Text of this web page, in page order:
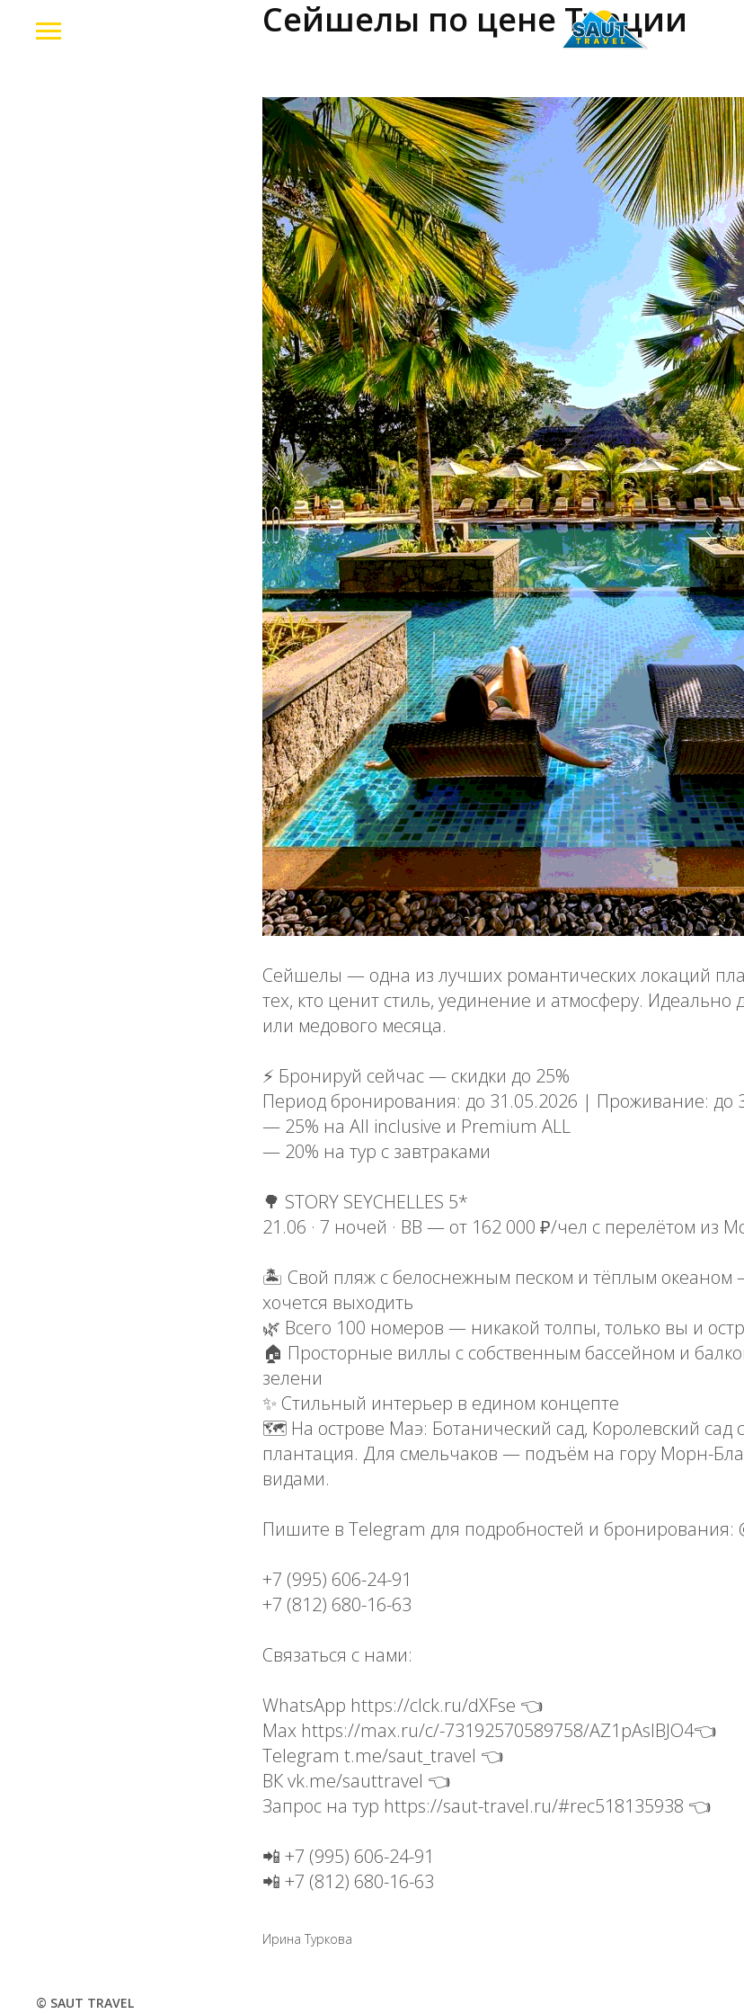
Сейшелы по цене Турции
Сейшелы — одна из лучших романтических локаций
тех, кто ценит стиль, уединение и атмосферу. Идеально
или медового месяца.
⚡️ Бронируй сейчас — скидки до 25%
Период бронирования: до 31.05.2026 | Проживание: до
— 25% на All inclusive и Premium ALL
— 20% на тур с завтраками
🌳 STORY SEYCHELLES 5*
21.06 · 7 ночей · BB — от 162 000 ₽/чел с перелётом из
🏝 Свой пляж с белоснежным песком и тёплым океаном
хочется выходить
🌿 Всего 100 номеров — никакой толпы, только вы и
🏠 Просторные виллы с собственным бассейном и
зелени
✨ Стильный интерьер в едином концепте
🗺 На острове Маэ: Ботанический сад, Королевский сад
плантация. Для смельчаков — подъём на гору Морн-
видами.
Пишите в Telegram для подробностей и бронирования:
+7 (995) 606-24-91
+7 (812) 680-16-63
Связаться с нами:
WhatsApp https://clck.ru/dXFse 👈
Max https://max.ru/c/-73192570589758/AZ1pAsIBJO4👈
Telegram t.me/saut_travel 👈
ВК vk.me/sauttravel 👈
Запрос на тур https://saut-travel.ru/#rec518135938 👈
📲 +7 (995) 606-24-91
📲 +7 (812) 680-16-63
Ирина Туркова
© SAUT TRAVEL